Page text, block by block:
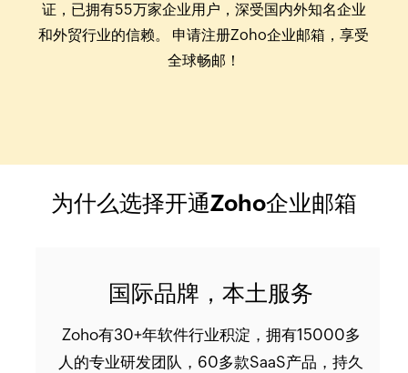
证，已拥有55万家企业用户，深受国内外知名企业
和外贸行业的信赖。 申请注册Zoho企业邮箱，享受
全球畅邮！
为什么选择开通Zoho企业邮箱
国际品牌，本土服务
Zoho有30+年软件行业积淀，拥有15000多
人的专业研发团队，60多款SaaS产品，持久